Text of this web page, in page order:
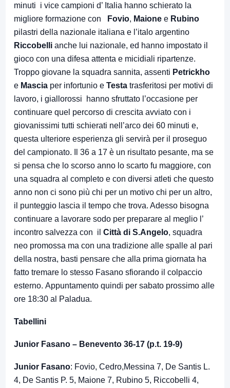
minuti i vice campioni d’ Italia hanno schierato la
migliore formazione con
Fovio, Maione e Rubino
pilastri della nazionale italiana e l’italo argentino
Riccobelli anche lui nazionale, ed hanno impostato il
gioco con una difesa attenta e micidiali ripartenze.
Troppo giovane la squadra sannita, assenti Petrickho
e Mascia per infortunio e Testa trasferitosi per motivi di
lavoro, i giallorossi hanno sfruttato l’occasione per
continuare quel percorso di crescita avviato con i
giovanissimi tutti schierati nell’arco dei 60 minuti e,
questa ulteriore esperienza gli servirà per il proseguo
del campionato. Il 36 a 17 è un risultato pesante, ma se
si pensa che lo scorso anno lo scarto fu maggiore, con
una squadra al completo e con diversi atleti che questo
anno non ci sono più chi per un motivo chi per un altro,
il punteggio lascia il tempo che trova. Adesso bisogna
continuare a lavorare sodo per preparare al meglio l’
incontro salvezza con il Città di S.Angelo, squadra
neo promossa ma con una tradizione alle spalle al pari
della nostra, basti pensare che alla prima giornata ha
fatto tremare lo stesso Fasano sfiorando il colpaccio
esterno. Appuntamento quindi per sabato prossimo alle
ore 18:30 al Paladua.
Tabellini
Junior Fasano – Benevento 36-17 (p.t. 19-9)
Junior Fasano: Fovio, Cedro,Messina 7, De Santis L.
4, De Santis P. 5, Maione 7, Rubino 5, Riccobelli 4,